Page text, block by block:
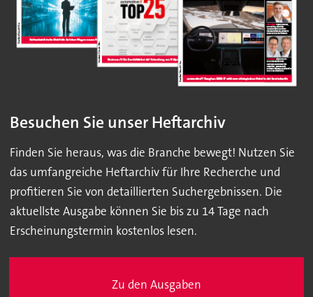
Besuchen Sie unser Heftarchiv
Finden Sie heraus, was die Branche bewegt! Nutzen Sie
das umfangreiche Heftarchiv für Ihre Recherche und
profitieren Sie von detaillierten Suchergebnissen. Die
aktuellste Ausgabe können Sie bis zu 14 Tage nach
Erscheinungstermin kostenlos lesen.
Zu den Ausgaben